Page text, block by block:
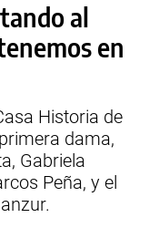
al
en
Historia de
dama,
Gabriela
Peña, y el